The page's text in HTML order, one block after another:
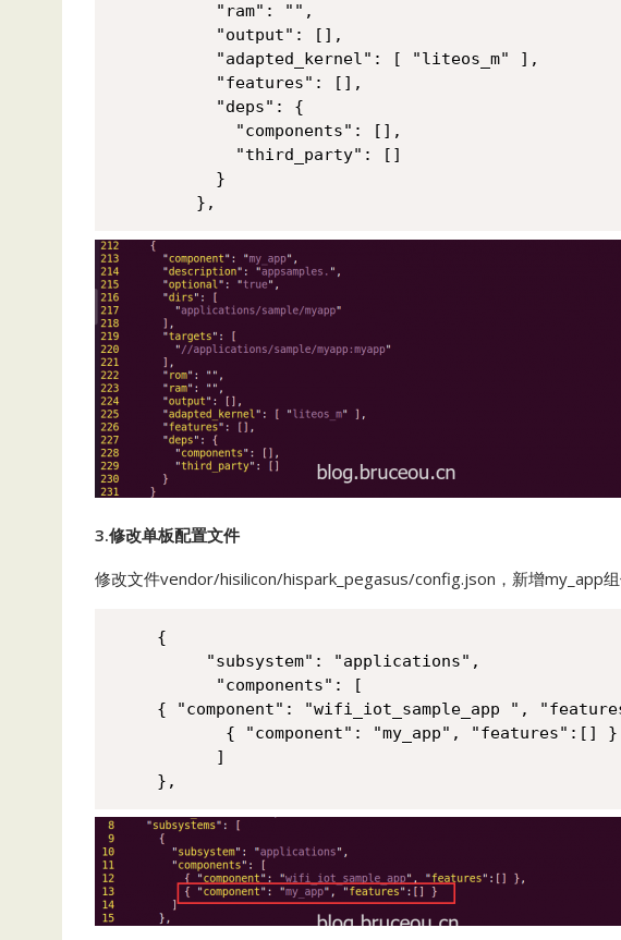
      "ram": "",
      "output": [],
      "adapted_kernel": [ "liteos_m" ],
      "features": [],
      "deps": {
        "components": [],
        "third_party": []
      }
    },
3.修改单板配置文件
修改文件vendor/hisilicon/hispark_pegasus/config.json，新增my_app组
{
     "subsystem": "applications",
      "components": [
{ "component": "wifi_iot_sample_app ",
       { "component": "my_app", "features":[] }
      ]
},